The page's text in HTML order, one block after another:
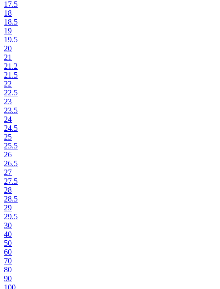
17.5
18
18.5
19
19.5
20
21
21.2
21.5
22
22.5
23
23.5
24
24.5
25
25.5
26
26.5
27
27.5
28
28.5
29
29.5
30
40
50
60
70
80
90
100